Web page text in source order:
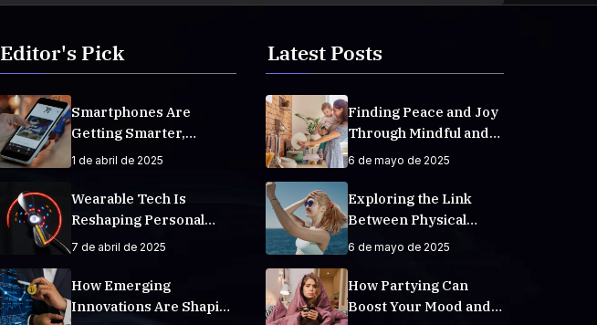
Editor's Pick
Smartphones Are
Getting Smarter,
Integrating AI Everyday
1 de abril de 2025
Wearable Tech Is
Reshaping Personal
Fitness Tracking
7 de abril de 2025
How Emerging
Innovations Are Shaping
Latest Posts
Finding Peace and Joy
Through Mindful and
Empathetic Practices
6 de mayo de 2025
Exploring the Link
Between Physical
Fitness and Mental
6 de mayo de 2025
How Partying Can
Boost Your Mood and